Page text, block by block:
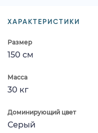
ХАРАКТЕРИСТИКИ
Размер
150 см
Масса
30 кг
Доминирующий цвет
Серый